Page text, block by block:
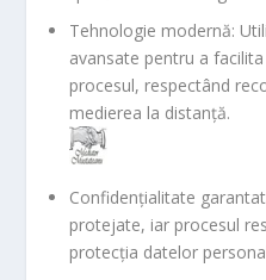
Tehnologie modernă:
avansate pentru a
procesul, respectând
medierea la distanță.
Confidențialitate
protejate, iar procesul
protecția datelor